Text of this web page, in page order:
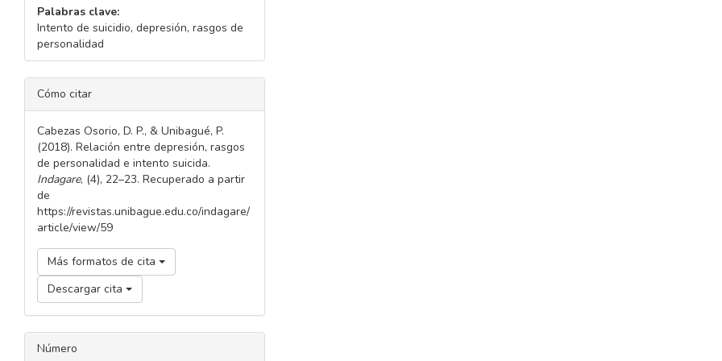
Palabras clave:
Intento de suicidio, depresión, rasgos de
personalidad
DETALLES
DEL
ARTÍCULO
Cómo citar
Cabezas Osorio, D. P., & Unibagué, P.
(2018). Relación entre depresión, rasgos
de personalidad e intento suicida.
Indagare, (4), 22–23. Recuperado a partir
de
https://revistas.unibague.edu.co/indagare/
article/view/59
Más formatos de cita
Descargar cita
Número